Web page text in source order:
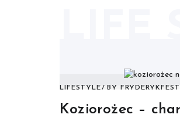
LIFESTYLE BY
Koziorożec –